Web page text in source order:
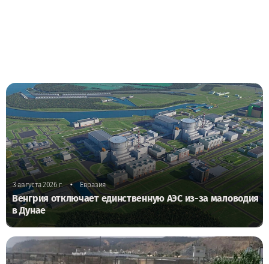
3 августа 2026 г. • Евразия
Венгрия отключает единственную АЭС из-за маловодия
в Дунае